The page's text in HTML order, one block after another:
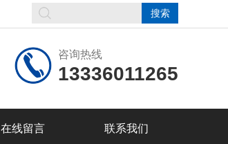
咨询热线
13336011265
在线留言 联系我们